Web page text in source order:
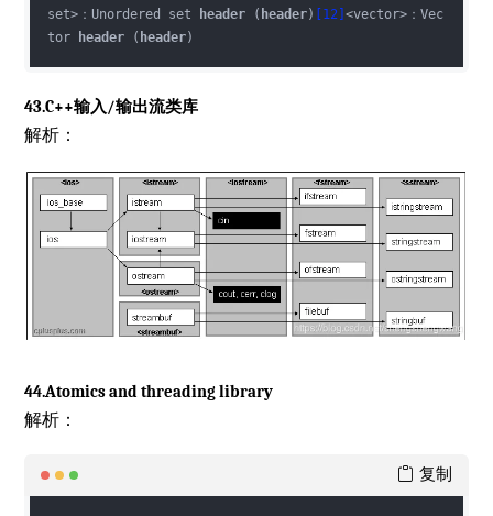
set>：Unordered set
header ( header) [12] <vector>：Vec
tor
header ( header)
43.C++输入/输出流类库
解析：
44.Atomics and threading library
解析：
复制